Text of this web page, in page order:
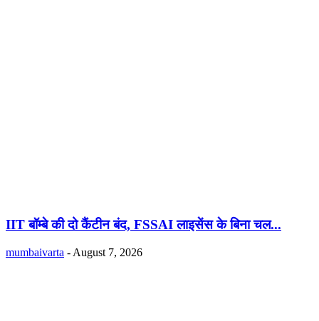
IIT बॉम्बे की दो कैंटीन बंद, FSSAI लाइसेंस के बिना चल...
mumbaivarta - August 7, 2026